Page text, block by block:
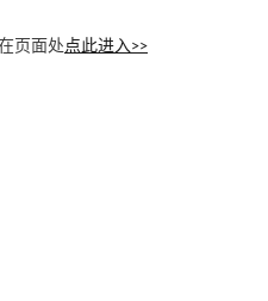
页面处点此进入>>